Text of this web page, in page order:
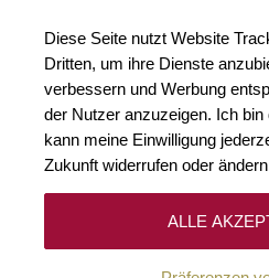
Diese Seite nutzt Website
Dritten, um ihre Dienste
verbessern und Werbung
der Nutzer anzuzeigen. Ich
kann meine Einwilligung
Zukunft widerrufen oder
ALLE
Zum Ende